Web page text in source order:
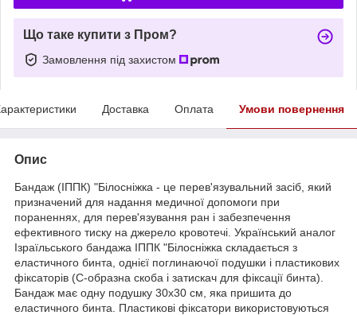
Що таке купити з Пром?
Замовлення під захистом
Доставка Оплата Умови повернення
Опис
Бандаж (ІППК) "Білосніжка - це перев'язувальний засіб, який
призначений для надання медичної допомоги при
пораненнях, для перев'язування ран і забезпечення
ефективного тиску на джерело кровотечі. Український аналог
Ізраїльського бандажа ІППК "Білосніжка складається з
еластичного бинта, однієї поглинаючої подушки і пластикових
фіксаторів (С-образна скоба і затискач для фіксації бинта).
Бандаж має одну подушку 30х30 см, яка пришита до
еластичного бинта. Пластикові фіксатори використовуються